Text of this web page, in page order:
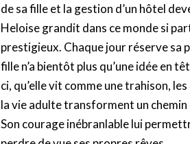
de sa fille et la gestion d’un hôtel
Heloise grandit dans ce monde si
prestigieux. Chaque jour réserve sa
fille n’a bientôt plus qu’une idée en
ci, qu’elle vit comme une trahison,
la vie adulte transforment un chemin
Son courage inébranlable lui